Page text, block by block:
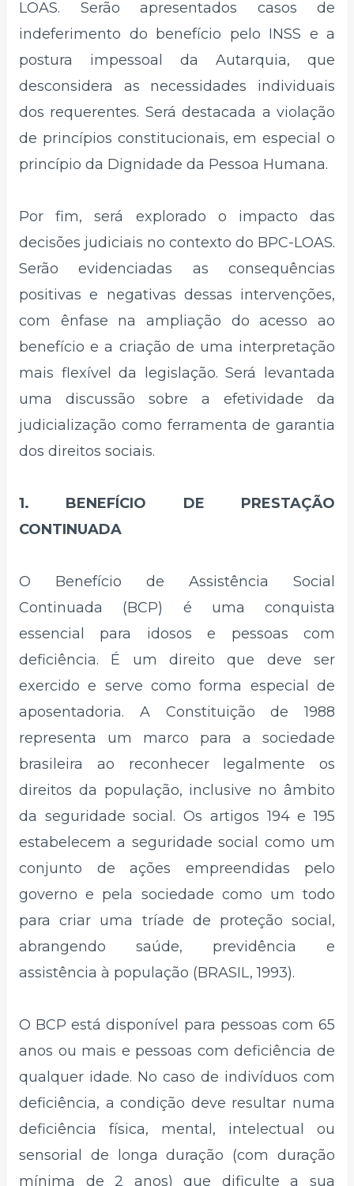
LOAS. Serão apresentados casos de
indeferimento do benefício pelo INSS e a
postura impessoal da Autarquia, que
desconsidera as necessidades individuais
dos requerentes. Será destacada a violação
de princípios constitucionais, em especial o
princípio da Dignidade da Pessoa Humana.
Por fim, será explorado o impacto das
decisões judiciais no contexto do BPC-LOAS.
Serão evidenciadas as consequências
positivas e negativas dessas intervenções,
com ênfase na ampliação do acesso ao
benefício e a criação de uma interpretação
mais flexível da legislação. Será levantada
uma discussão sobre a efetividade da
judicialização como ferramenta de garantia
dos direitos sociais.
1. BENEFÍCIO DE PRESTAÇÃO
CONTINUADA
O Benefício de Assistência Social
Continuada (BCP) é uma conquista
essencial para idosos e pessoas com
deficiência. É um direito que deve ser
exercido e serve como forma especial de
aposentadoria. A Constituição de 1988
representa um marco para a sociedade
brasileira ao reconhecer legalmente os
direitos da população, inclusive no âmbito
da seguridade social. Os artigos 194 e 195
estabelecem a seguridade social como um
conjunto de ações empreendidas pelo
governo e pela sociedade como um todo
para criar uma tríade de proteção social,
abrangendo saúde, previdência e
assistência à população (BRASIL, 1993).
O BCP está disponível para pessoas com 65
anos ou mais e pessoas com deficiência de
qualquer idade. No caso de indivíduos com
deficiência, a condição deve resultar numa
deficiência física, mental, intelectual ou
sensorial de longa duração (com duração
mínima de 2 anos) que dificulte a sua